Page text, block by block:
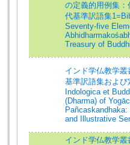
の定義的用例集
代基準訳語集
Seventy-five
Treasury of
インド学仏教学
基準訳語集およ
Indologica et
(Dharma) of
and Illustrative
インド学仏教学